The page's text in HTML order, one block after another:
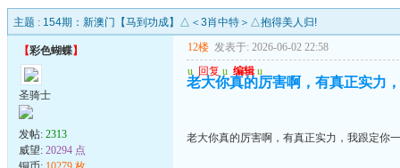
主题 : 154期：新澳门【马到功成】△＜3肖中特＞△抱得美人归!
【彩色蝴蝶】
圣骑士
发帖: 2313
威望: 20294 点
12楼 发表于: 2026-06-02 22:58
u 回复 u 编辑 u
老大你真的厉害啊，有真正实力
老大你真的厉害啊，有真正实力，我跟定你